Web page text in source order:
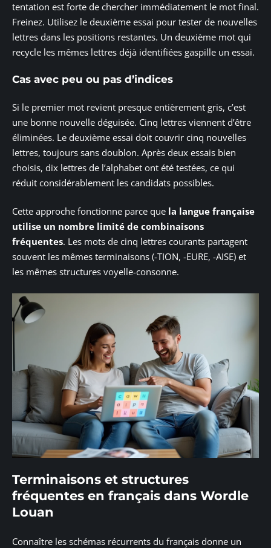
tentation est forte de chercher immédiatement le mot final.
Freinez. Utilisez le deuxième essai pour tester de nouvelles
lettres dans les positions restantes. Un deuxième mot qui
recycle les mêmes lettres déjà identifiées gaspille un essai.
Cas avec peu ou pas d’indices
Si le premier mot revient presque entièrement gris, c’est
une bonne nouvelle déguisée. Cinq lettres viennent d’être
éliminées. Le deuxième essai doit couvrir cinq nouvelles
lettres, toujours sans doublon. Après deux essais bien
choisis, dix lettres de l’alphabet ont été testées, ce qui
réduit considérablement les candidats possibles.
Cette approche fonctionne parce que la langue française
utilise un nombre limité de combinaisons
fréquentes. Les mots de cinq lettres courants partagent
souvent les mêmes terminaisons (-TION, -EURE, -AISE) et
les mêmes structures voyelle-consonne.
Terminaisons et structures
fréquentes en français dans Wordle
Louan
Connaître les schémas récurrents du français donne un